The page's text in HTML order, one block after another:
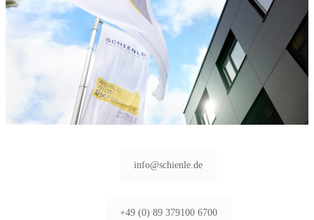
info@schienle.de
+49 (0) 89 379100 6700